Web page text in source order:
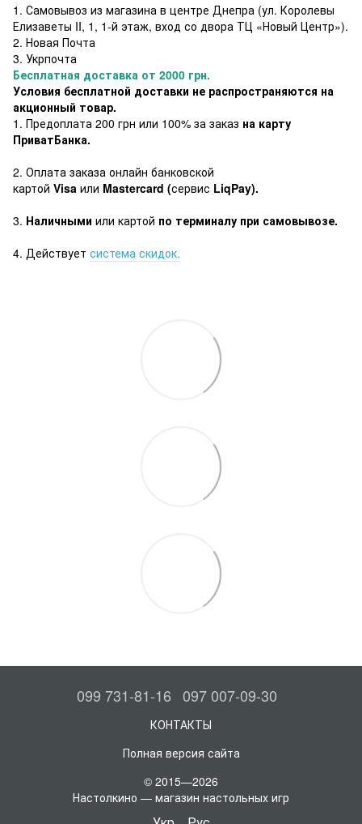
1. Самовывоз из магазина в центре Днепра (ул. Королевы
Елизаветы II, 1, 1-й этаж, вход со двора ТЦ «Новый Центр»).
2. Новая Почта
3. Укрпочта
Бесплатная доставка от 2000 грн.
Условия бесплатной доставки не распространяются на
акционный товар.
1. Предоплата 200 грн или 100% за заказ на карту
ПриватБанка.
2. Оплата заказа онлайн банковской
картой Visa или Mastercard (сервис LiqPay).
3. Наличными или картой по терминалу при самовывозе.
4. Действует система скидок.
099 731-81-16 097 007-09-30
КОНТАКТЫ
Полная версия сайта
© 2015—2026
Настолкино — магазин настольных игр